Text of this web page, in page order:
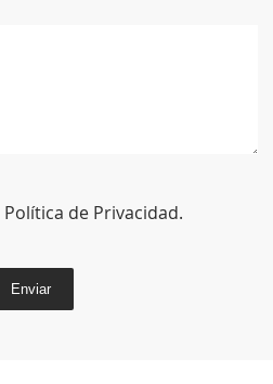
Política de Privacidad.
Enviar